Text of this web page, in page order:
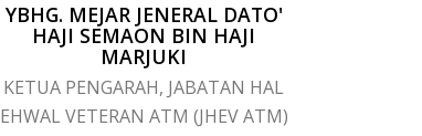
YBHG. MEJAR JENERAL DATO'
HAJI SEMAON BIN HAJI
MARJUKI
KETUA PENGARAH, JABATAN HAL
EHWAL VETERAN ATM (JHEV ATM)